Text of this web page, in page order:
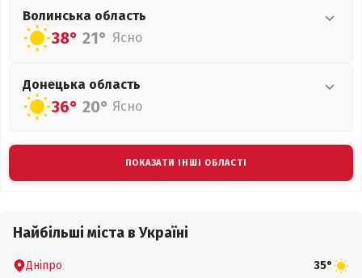
Волинська область
38° 21° Ясно
Донецька область
36° 20° Ясно
ПОКАЗАТИ ІНШІ ОБЛАСТІ
Найбільші міста в Україні
Дніпро 35°